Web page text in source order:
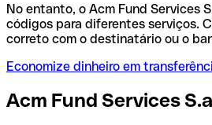
No entanto, o Acm Fund Services
códigos para diferentes serviços.
correto com o destinatário ou o
Economize dinheiro em
Acm Fund Services